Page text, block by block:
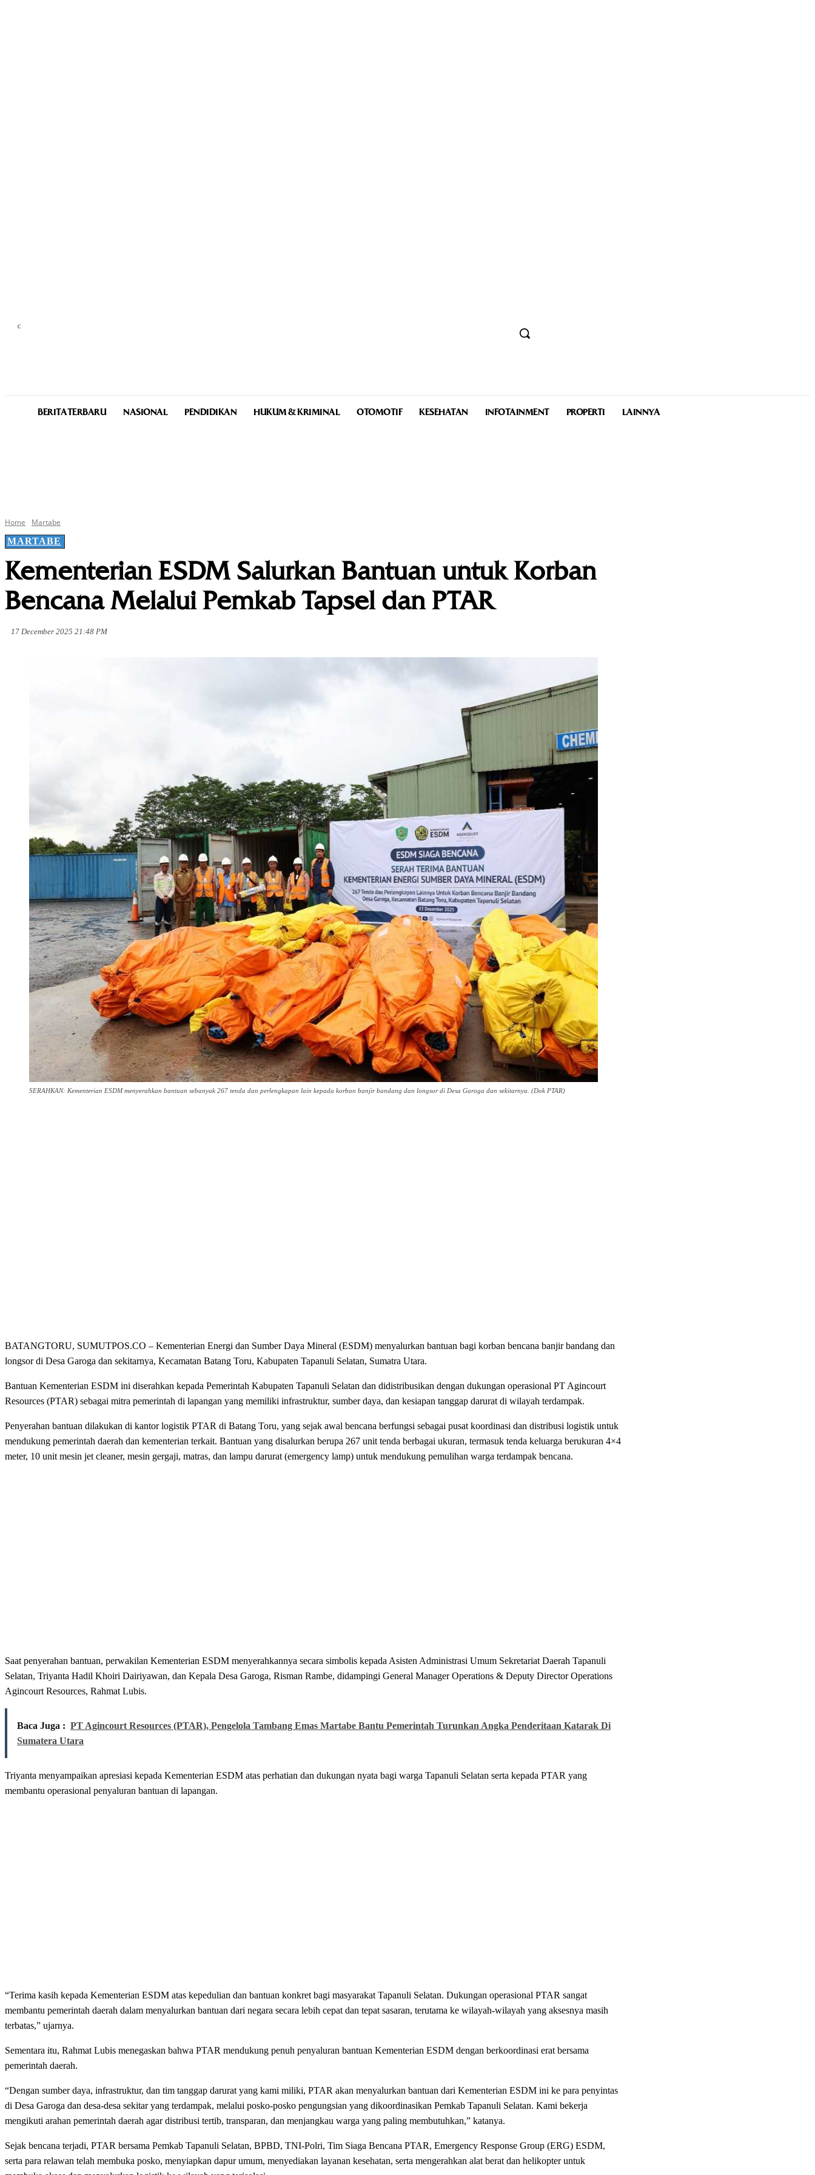
C
BERITA TERBARU NASIONAL PENDIDIKAN HUKUM & KRIMINAL OTOMOTIF KESEHATAN INFOTAINMENT PROPERTI LAINNYA
Home
Martabe
MARTABE
Kementerian ESDM Salurkan Bantuan untuk Korban
Bencana Melalui Pemkab Tapsel dan PTAR
17 December 2025 21:48 PM
SERAHKAN: Kementerian ESDM menyerahkan bantuan sebanyak 267 tenda dan perlengkapan lain kepada korban banjir bandang dan longsor di Desa Garoga dan sekitarnya. (Dok PTAR)
BATANGTORU, SUMUTPOS.CO – Kementerian Energi dan Sumber Daya Mineral (ESDM) menyalurkan bantuan bagi korban bencana banjir bandang dan
longsor di Desa Garoga dan sekitarnya, Kecamatan Batang Toru, Kabupaten Tapanuli Selatan, Sumatra Utara.
Bantuan Kementerian ESDM ini diserahkan kepada Pemerintah Kabupaten Tapanuli Selatan dan didistribusikan dengan dukungan operasional PT Agincourt
Resources (PTAR) sebagai mitra pemerintah di lapangan yang memiliki infrastruktur, sumber daya, dan kesiapan tanggap darurat di wilayah terdampak.
Penyerahan bantuan dilakukan di kantor logistik PTAR di Batang Toru, yang sejak awal bencana berfungsi sebagai pusat koordinasi dan distribusi logistik untuk
mendukung pemerintah daerah dan kementerian terkait. Bantuan yang disalurkan berupa 267 unit tenda berbagai ukuran, termasuk tenda keluarga berukuran 4×4
meter, 10 unit mesin jet cleaner, mesin gergaji, matras, dan lampu darurat (emergency lamp) untuk mendukung pemulihan warga terdampak bencana.
Saat penyerahan bantuan, perwakilan Kementerian ESDM menyerahkannya secara simbolis kepada Asisten Administrasi Umum Sekretariat Daerah Tapanuli
Selatan, Triyanta Hadil Khoiri Dairiyawan, dan Kepala Desa Garoga, Risman Rambe, didampingi General Manager Operations & Deputy Director Operations
Agincourt Resources, Rahmat Lubis.
Baca Juga : PT Agincourt Resources (PTAR), Pengelola Tambang Emas Martabe Bantu Pemerintah Turunkan Angka Penderitaan Katarak Di
Sumatera Utara
Triyanta menyampaikan apresiasi kepada Kementerian ESDM atas perhatian dan dukungan nyata bagi warga Tapanuli Selatan serta kepada PTAR yang
membantu operasional penyaluran bantuan di lapangan.
“Terima kasih kepada Kementerian ESDM atas kepedulian dan bantuan konkret bagi masyarakat Tapanuli Selatan. Dukungan operasional PTAR sangat
membantu pemerintah daerah dalam menyalurkan bantuan dari negara secara lebih cepat dan tepat sasaran, terutama ke wilayah-wilayah yang aksesnya masih
terbatas,” ujarnya.
Sementara itu, Rahmat Lubis menegaskan bahwa PTAR mendukung penuh penyaluran bantuan Kementerian ESDM dengan berkoordinasi erat bersama
pemerintah daerah.
“Dengan sumber daya, infrastruktur, dan tim tanggap darurat yang kami miliki, PTAR akan menyalurkan bantuan dari Kementerian ESDM ini ke para penyintas
di Desa Garoga dan desa-desa sekitar yang terdampak, melalui posko-posko pengungsian yang dikoordinasikan Pemkab Tapanuli Selatan. Kami bekerja
mengikuti arahan pemerintah daerah agar distribusi tertib, transparan, dan menjangkau warga yang paling membutuhkan,” katanya.
Sejak bencana terjadi, PTAR bersama Pemkab Tapanuli Selatan, BPBD, TNI-Polri, Tim Siaga Bencana PTAR, Emergency Response Group (ERG) ESDM,
serta para relawan telah membuka posko, menyiapkan dapur umum, menyediakan layanan kesehatan, serta mengerahkan alat berat dan helikopter untuk